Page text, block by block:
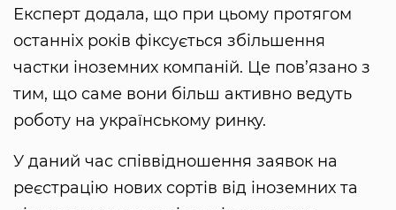
Експерт додала, що при цьому протягом
останніх років фіксується збільшення
частки іноземних компаній. Це пов’язано з
тим, що саме вони більш активно ведуть
роботу на українському ринку.
У даний час співвідношення заявок на
реєстрацію нових сортів від іноземних та